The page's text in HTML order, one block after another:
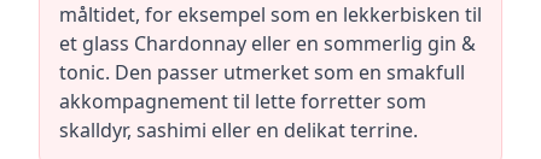
måltidet, for eksempel som en lekkerbisken til
et glass Chardonnay eller en sommerlig gin &
tonic. Den passer utmerket som en smakfull
akkompagnement til lette forretter som
skalldyr, sashimi eller en delikat terrine.